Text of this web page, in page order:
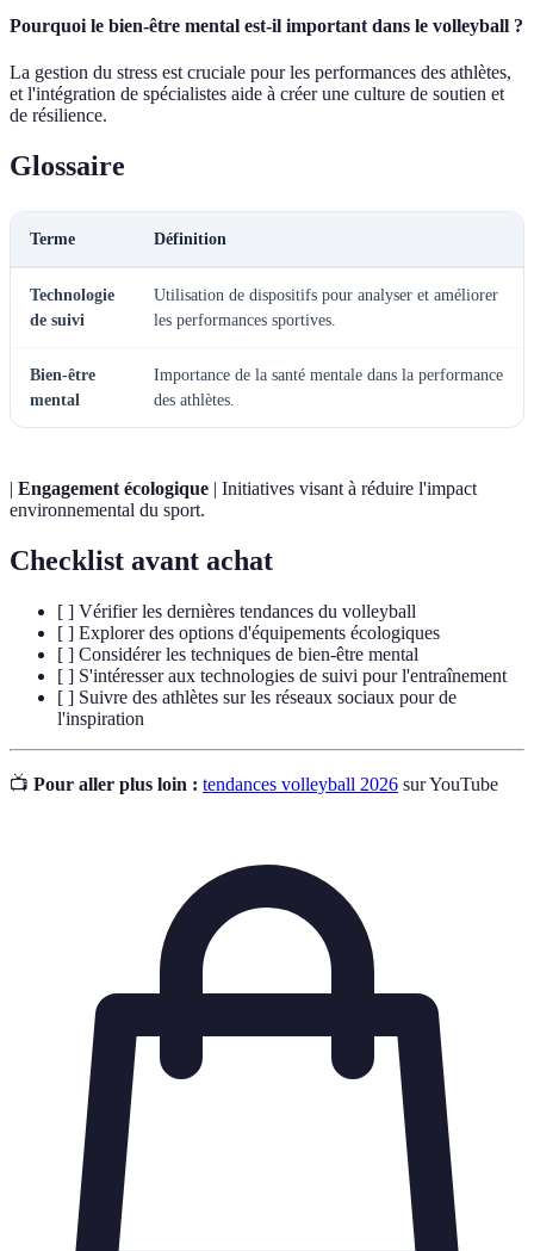
Pourquoi le bien-être mental est-il important dans le volleyball ?
La gestion du stress est cruciale pour les performances des athlètes,
et l'intégration de spécialistes aide à créer une culture de soutien et
de résilience.
Glossaire
Terme Définition
Technologie
de suivi
Utilisation de dispositifs pour analyser et améliorer
les performances sportives.
Bien-être
mental
Importance de la santé mentale dans la performance
des athlètes.
| Engagement écologique | Initiatives visant à réduire l'impact
environnemental du sport.
Checklist avant achat
[ ] Vérifier les dernières tendances du volleyball
[ ] Explorer des options d'équipements écologiques
[ ] Considérer les techniques de bien-être mental
[ ] S'intéresser aux technologies de suivi pour l'entraînement
[ ] Suivre des athlètes sur les réseaux sociaux pour de
l'inspiration
📺 Pour aller plus loin : tendances volleyball 2026 sur YouTube